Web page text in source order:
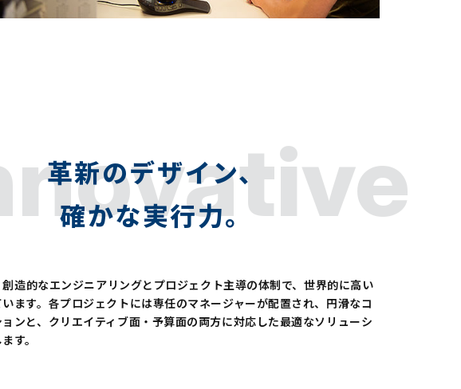
革新のデザイン、
確かな実行力。
造的なエンジニアリングとプロジェクト主導の体制で、世界的に高い
ます。各プロジェクトには専任のマネージャーが配置され、円滑なコ
ンと、クリエイティブ面・予算面の両方に対応した最適なソリューシ
す。